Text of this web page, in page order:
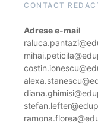
CONTACT
Adrese e-mail